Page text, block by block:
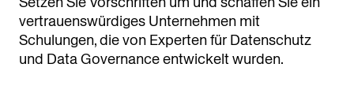
vertrauenswürdiges Unternehmen mit
Schulungen, die von Experten für Datenschutz
und Data Governance entwickelt wurden.